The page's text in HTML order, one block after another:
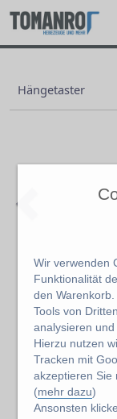
Wir verwenden
Funktionalität
den
Tools von
analysieren und
Hierzu nutzen
Tracken mit
akzeptieren Sie
(mehr dazu)
Ansonsten
Hängetaster
Previous